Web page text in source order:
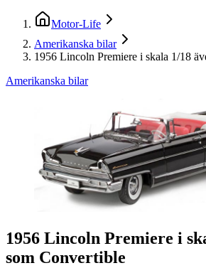
Motor-Life
Amerikanska bilar
1956 Lincoln Premiere i skala 1/18
Amerikanska bilar
1956 Lincoln Premiere i
som Convertible